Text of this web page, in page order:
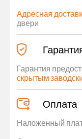
Адресная
двери
Гарантия
скрытым
Оплата
Наложенный